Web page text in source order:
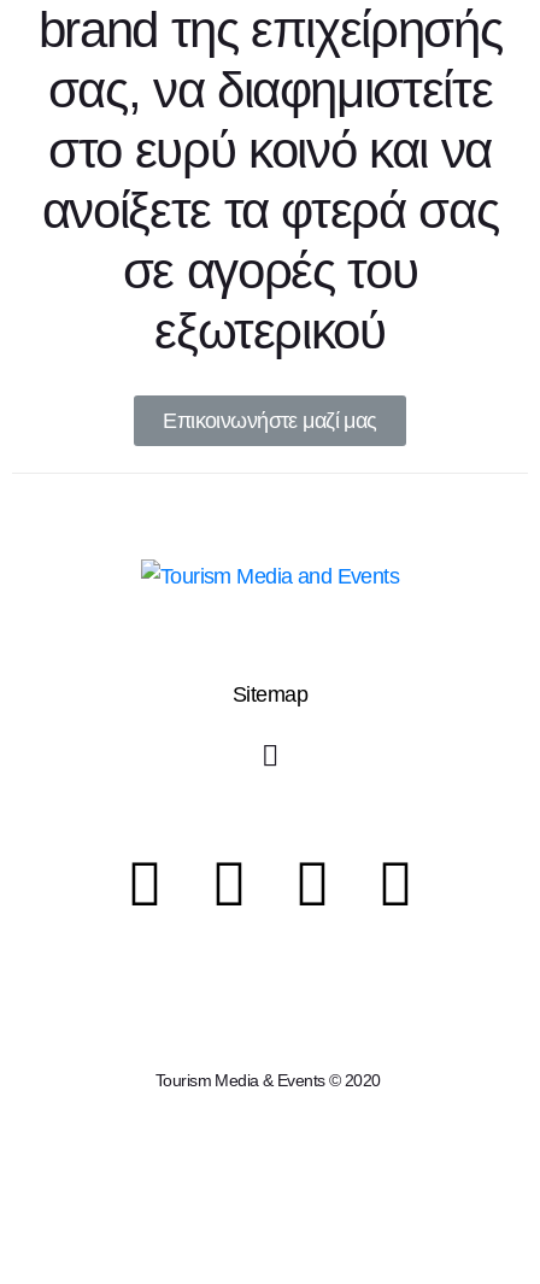
brand της επιχείρησής
σας, να διαφημιστείτε
στο ευρύ κοινό και να
ανοίξετε τα φτερά σας
σε αγορές του
εξωτερικού
Επικοινωνήστε μαζί μας
Sitemap
Tourism Media & Events © 2020